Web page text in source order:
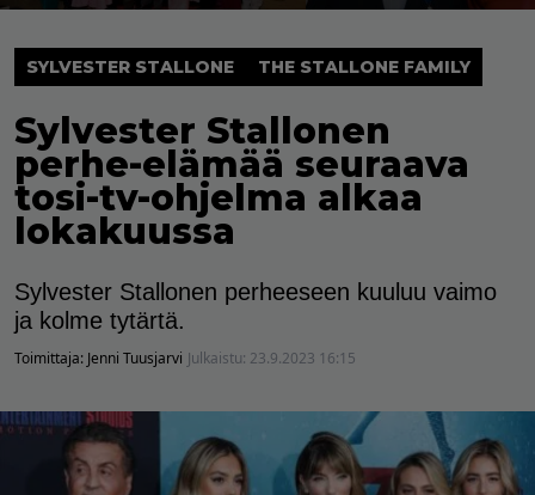
SYLVESTER STALLONE THE STALLONE FAMILY
Sylvester Stallonen
perhe-elämää seuraava
tosi-tv-ohjelma alkaa
lokakuussa
Sylvester Stallonen perheeseen kuuluu vaimo
ja kolme tytärtä.
Toimittaja: Jenni Tuusjarvi Julkaistu: 23.9.2023 16:15